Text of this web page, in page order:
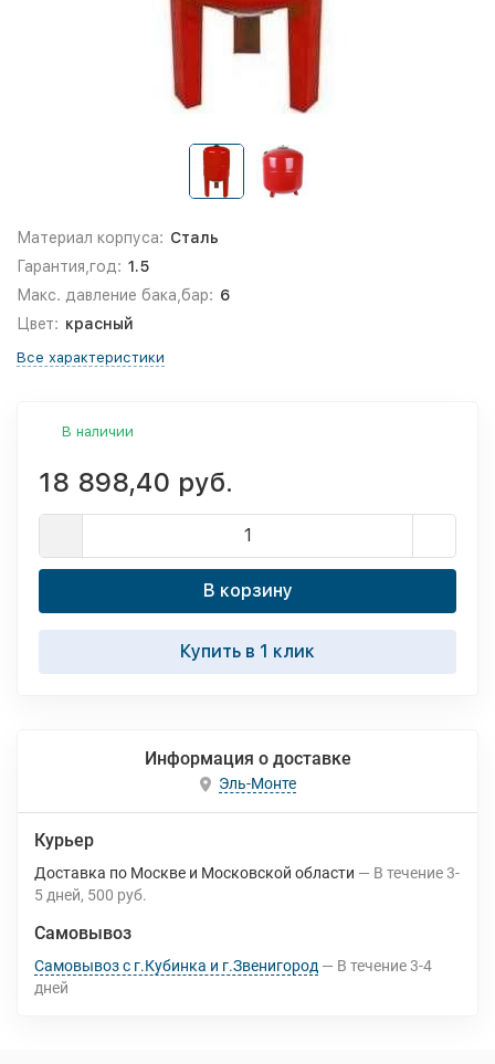
Материал корпуса: Сталь
Гарантия,год: 1.5
Макс. давление бака,бар: 6
Цвет: красный
Все характеристики
В наличии
18 898,40 руб.
В корзину
Купить в 1 клик
Информация о доставке
Эль-Монте
Курьер
Доставка по Москве и Московской области В течение3-
5 дней 500 руб.
Самовывоз
Самовывоз с г.Кубинка и г.Звенигород В течение3-4
дней